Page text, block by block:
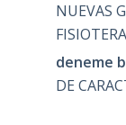
NUEVAS
deneme
DE